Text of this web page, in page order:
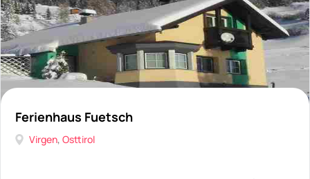
Ferienhaus Fuetsch
Virgen, Osttirol